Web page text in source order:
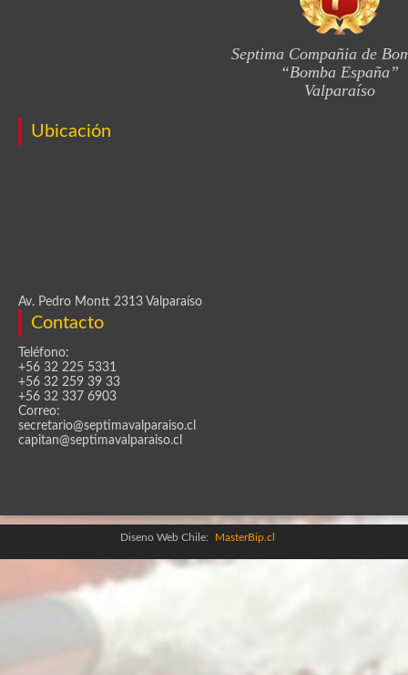
Septima Compañia de
“Bomba España”
Valparaíso
Ubicación
Av. Pedro Montt 2313 Valparaíso
Contacto
Teléfono:
+56 32 225 5331
+56 32 259 39 33
+56 32 337 6903
Correo:
secretario@septimavalparaiso.cl
capitan@septimavalparaiso.cl
Diseno Web Chile: MasterBip.cl